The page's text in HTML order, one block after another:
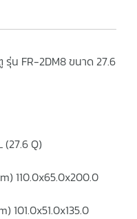
รุ่น FR-2DM8 ขนาด 27.6
(27.6 Q)
110.0x65.0x200.0
101.0x51.0x135.0